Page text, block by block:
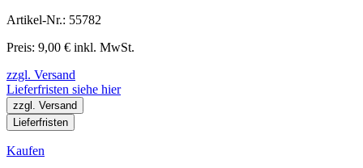
Artikel-Nr.: 55782
Preis: 9,00 € inkl. MwSt.
zzgl. Versand
Lieferfristen siehe hier
zzgl. Versand
Lieferfristen
Kaufen